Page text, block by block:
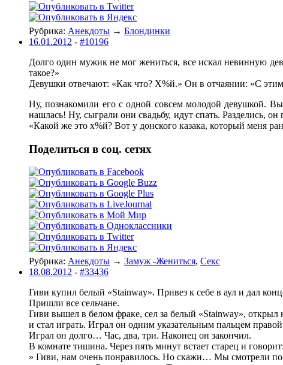
Рубрика: Анекдоты → Блондинки
16.01.2012 - #10196
Долго один мужик не мог жениться, все искал невинную
такое?»
Девушки отвечают: «Как что? Х%й.» Он в отчаянии: «С
Ну, познакомили его с одной совсем молодой девушкой.
нашлась! Ну, сыграли они свадьбу, идут спать. Разделись,
«Какой же это х%й? Вот у донского казака, который меня
Поделиться в соц. сетях
Рубрика: Анекдоты → Замуж -Жениться, Секс
18.08.2012 - #33436
Гиви купил белый «Stainway». Привез к себе в аул и дал
Пришли все сельчане.
Гиви вышел в белом фраке, сел за белый «Stainway», открыл
и стал играть. Играл он одним указательным пальцем
Играл он долго… Час, два, три. Наконец он закончил.
В комнате тишина. Через пять минут встает старец и говорит:
» Гиви, нам очень понравилось. Но скажи… Мы смотрели по